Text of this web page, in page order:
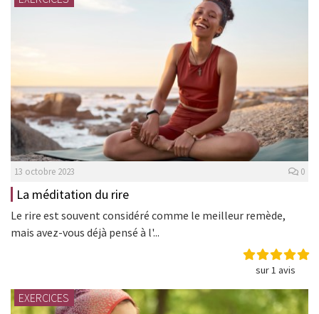
13 octobre 2023 0
La méditation du rire
Le rire est souvent considéré comme le meilleur remède,
mais avez-vous déjà pensé à l'...
sur 1 avis
EXERCICES